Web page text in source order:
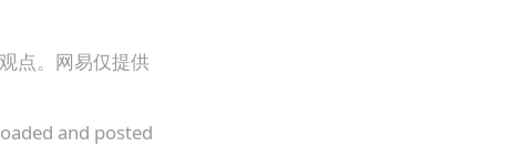
点。网易仅提供
and posted